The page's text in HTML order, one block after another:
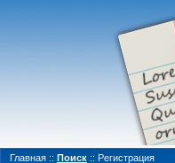
Главная :: Поиск :: Регистрация